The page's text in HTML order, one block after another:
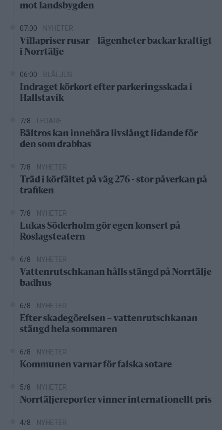
mot landsbygden
07:00 NYHETER
Villapriser rusar – lägenheter backar kraftigt
i Norrtälje
06:00 BLÅLJUS
Indraget körkort efter parkeringsskada i
Hallstavik
7/8 LEDARE
Bältros kan innebära livslångt lidande för
den som drabbas
7/8 NYHETER
Träd i körfältet på väg 276 - stor påverkan på
trafiken
7/8 NYHETER
Lukas Söderholm gör egen konsert på
Roslagsteatern
6/8 NYHETER
Vattenrutschkanan hålls stängd på Norrtälje
badhus
6/8 NYHETER
Efter skadegörelsen – vattenrutschkanan
stängd hela sommaren
6/8 NYHETER
Kommunen varnar för falska sotare
5/8 NYHETER
Norrtäljereporter vinner internationellt pris
4/8 NYHETER